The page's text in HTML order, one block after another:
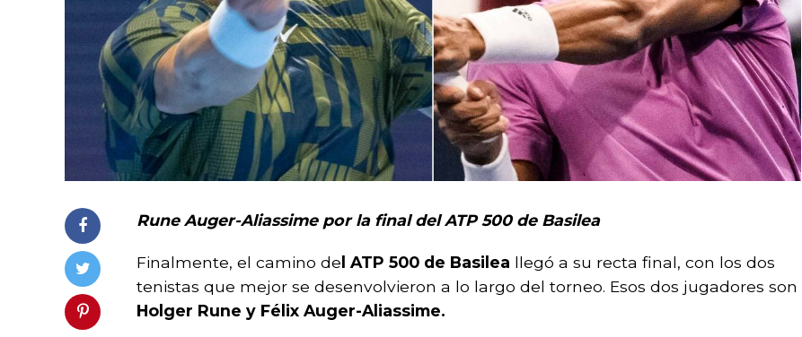
Rune Auger-Aliassime por la final del ATP 500 de Basilea
Finalmente, el camino de l ATP 500 de Basilea llegó a su recta final, con los dos
tenistas que mejor se desenvolvieron a lo largo del torneo. Esos dos jugadores son
Holger Rune y Félix Auger-Aliassime.